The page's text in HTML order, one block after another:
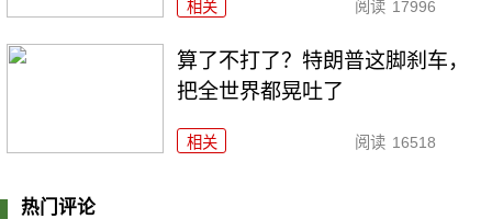
相关 阅读 17996
算了不打了？特朗普这脚刹车，
把全世界都晃吐了
相关 阅读 16518
热门评论